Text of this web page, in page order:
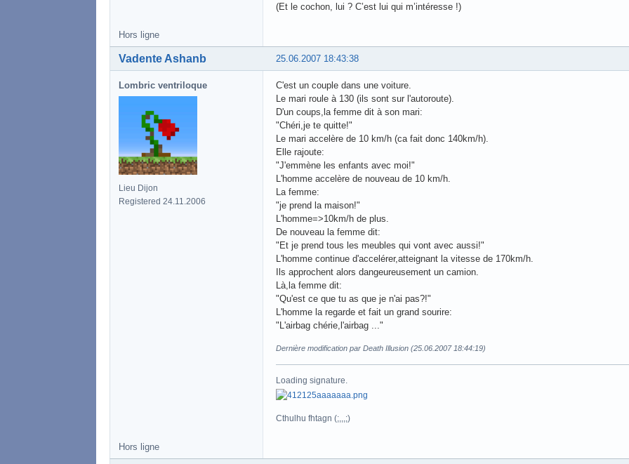
(Et le cochon, lui ? C’est lui qui m’intéresse !)
Hors ligne
25.06.2007 18:43:38
Vadente Ashanb
Lombric ventriloque
Lieu Dijon
Registered 24.11.2006
C'est un couple dans une voiture.
Le mari roule à 130 (ils sont sur l'autoroute).
D'un coups,la femme dit à son mari:
"Chéri,je te quitte!"
Le mari accelère de 10 km/h (ca fait donc 140km/h).
Elle rajoute:
"J'emmène les enfants avec moi!"
L'homme accelère de nouveau de 10 km/h.
La femme:
"je prend la maison!"
L'homme=>10km/h de plus.
De nouveau la femme dit:
"Et je prend tous les meubles qui vont avec aussi!"
L'homme continue d'accelérer,atteignant la vitesse de 170km/h.
Ils approchent alors dangeureusement un camion.
Là,la femme dit:
"Qu'est ce que tu as que je n'ai pas?!"
L'homme la regarde et fait un grand sourire:
"L'airbag chérie,l'airbag ..."
Dernière modification par Death Illusion (25.06.2007 18:44:19)
Loading signature.
Cthulhu fhtagn (;,,,;)
Hors ligne